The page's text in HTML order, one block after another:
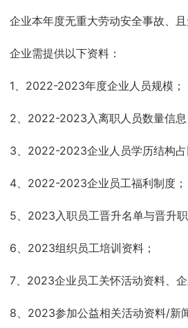
企业本年度无重大劳动安全事故、且
企业需提供以下资料：
1、2022-2023年度企业人员规模；
2、2022-2023入离职人员数量信息
3、2022-2023企业人员学历结构占
4、2022-2023企业员工福利制度；
5、2023入职员工晋升名单与晋升职
6、2023组织员工培训资料；
7、2023企业员工关怀活动资料、企
8、2023参加公益相关活动资料/新